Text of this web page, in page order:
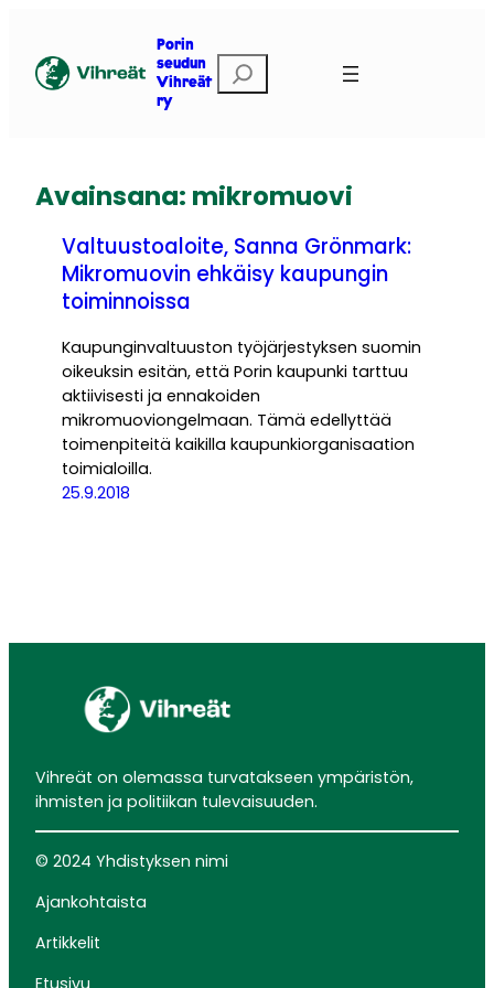
Porin
seudun
Vihreät
ry
t
Avainsana: mikromuovi
Valtuustoaloite, Sanna Grönmark:
Mikromuovin ehkäisy kaupungin
toiminnoissa
Kaupunginvaltuuston työjärjestyksen suomin
oikeuksin esitän, että Porin kaupunki tarttuu
aktiivisesti ja ennakoiden
mikromuoviongelmaan. Tämä edellyttää
toimenpiteitä kaikilla kaupunkiorganisaation
toimialoilla.
25.9.2018
Vihreät on olemassa turvatakseen ympäristön,
ihmisten ja politiikan tulevaisuuden.
© 2024 Yhdistyksen nimi
Ajankohtaista
Artikkelit
Etusivu